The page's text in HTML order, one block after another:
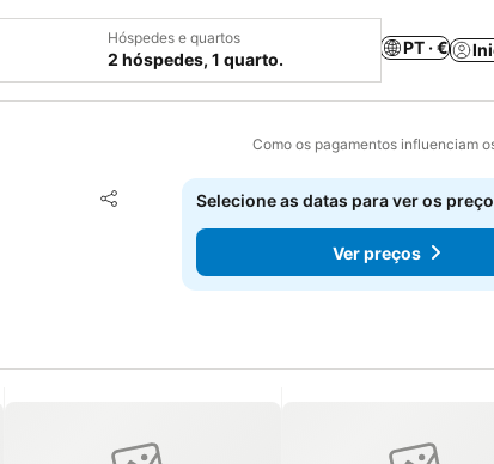
Hóspedes e quartos
2 hóspedes, 1 quarto.
PT · €
Como os pagamentos influenciam
Partilhar
Adicionar aos favoritos
Selecione as datas para ver os
Ver preços